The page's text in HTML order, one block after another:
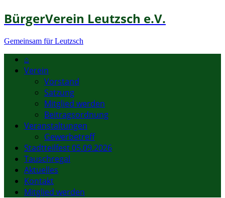
BürgerVerein Leutzsch e.V.
Gemeinsam für Leutzsch
⌂
Verein
Vorstand
Satzung
Mitglied werden
Beitragsordnung
Veranstaltungen
Gewerbetreff
Stadtteilfest 05.09.2026
Tauschregal
Aktuelles
Kontakt
Mitglied werden